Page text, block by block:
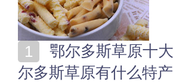
尔多斯草原有什么特产